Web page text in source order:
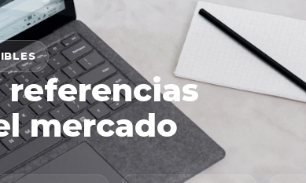
referencias
mercado